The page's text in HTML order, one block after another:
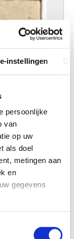
instellingen
persoonlijke
van
op uw
als doel
metingen aan
en
gegevens